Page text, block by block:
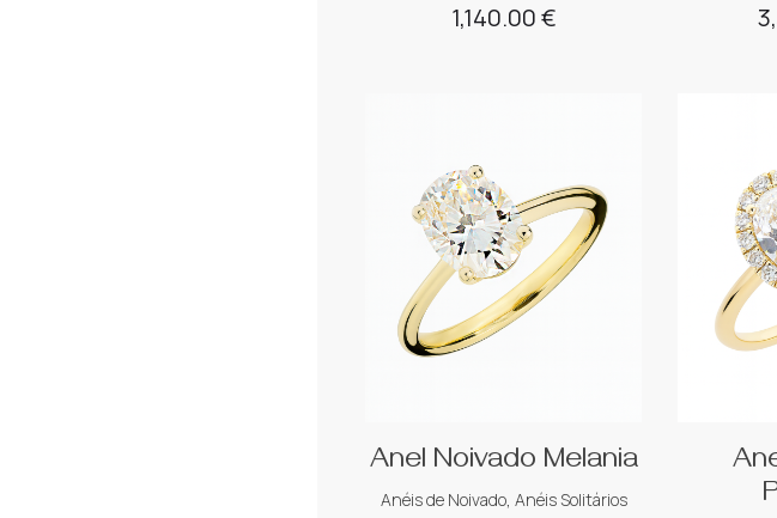
1,140.00€
Anel Noivado Melania
Anéis de Noivado, Anéis Solitários